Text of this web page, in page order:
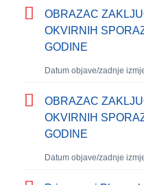
OBRAZAC
OKVIRNIH
GODINE
Datum objave/zadnje
OBRAZAC
OKVIRNIH
GODINE
Datum objave/zadnje